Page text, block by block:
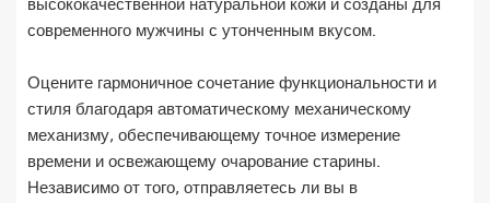
высококачественной натуральной кожи и созданы для
современного мужчины с утонченным вкусом.
Оцените гармоничное сочетание функциональности и
стиля благодаря автоматическому механическому
механизму, обеспечивающему точное измерение
времени и освежающему очарование старины.
Независимо от того, отправляетесь ли вы в